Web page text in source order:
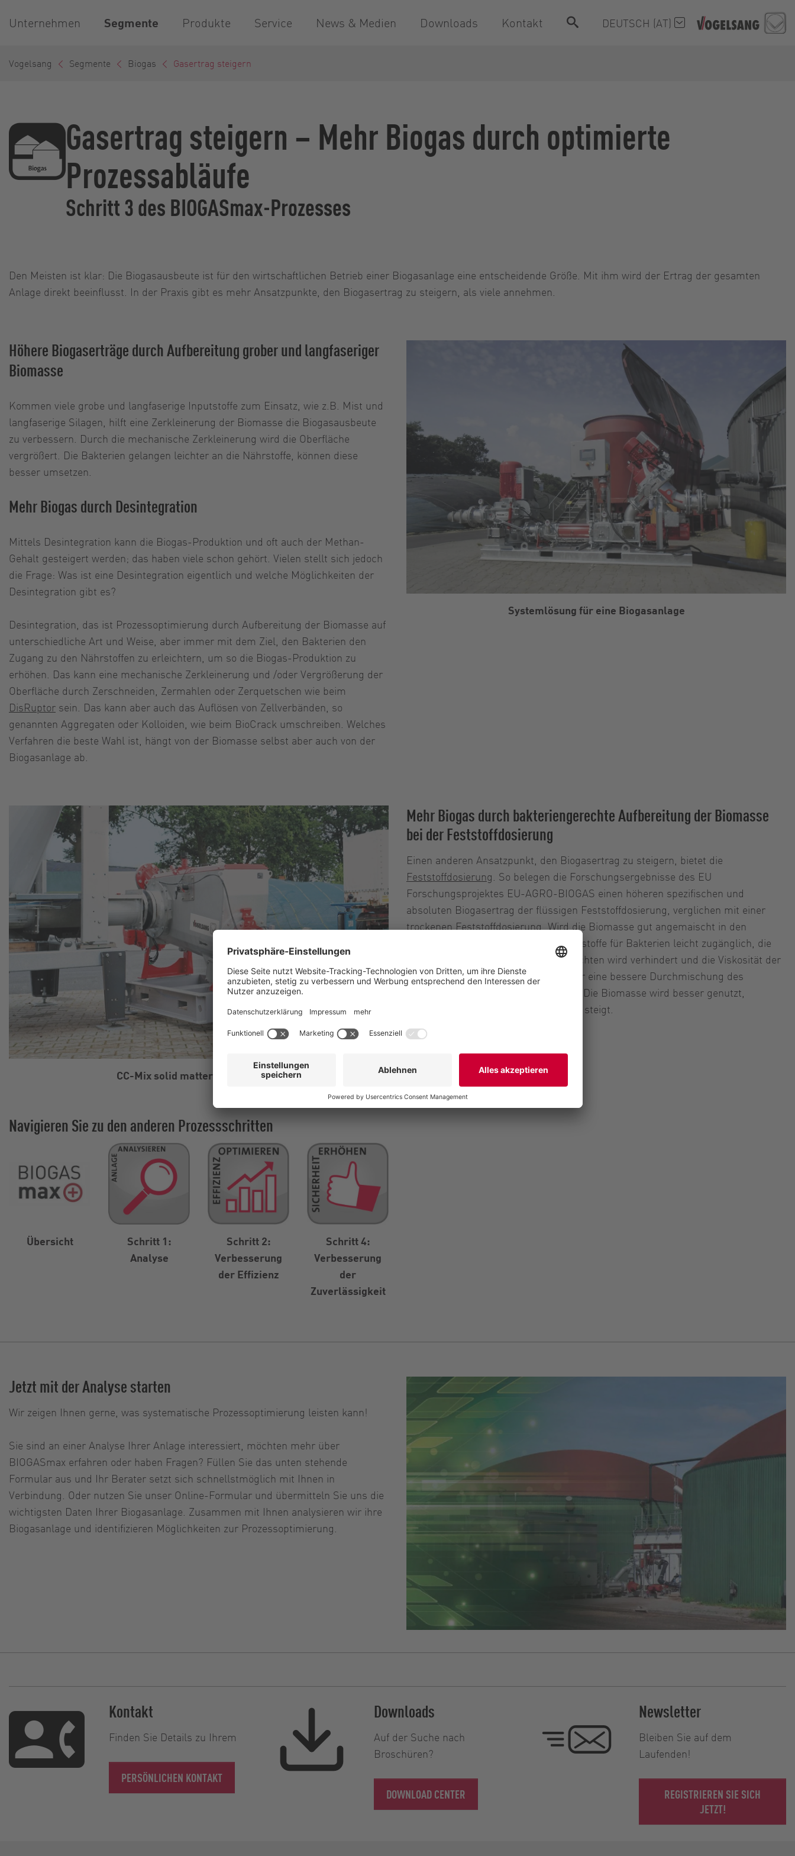
Unternehmen Segmente Produkte Service News & Medien Downloads Kontakt DEUTSCH (AT)
Vogelsang Segmente Biogas Gasertrag steigern
Gasertrag steigern – Mehr Biogas durch optimierte
Prozessabläufe
Schritt 3 des BIOGASmax-Prozesses
Den Meisten ist klar: Die Biogasausbeute ist für den wirtschaftlichen Betrieb einer Biogasanlage eine entscheidende Größe. Mit ihm wird der Ertrag der gesamten
Anlage direkt beeinflusst. In der Praxis gibt es mehr Ansatzpunkte, den Biogasertrag zu steigern, als viele annehmen.
Höhere Biogaserträge durch Aufbereitung grober und langfaseriger
Biomasse
Kommen viele grobe und langfaserige Inputstoffe zum Einsatz, wie z.B. Mist und
langfaserige Silagen, hilft eine Zerkleinerung der Biomasse die Biogasausbeute
zu verbessern. Durch die mechanische Zerkleinerung wird die Oberfläche
vergrößert. Die Bakterien gelangen leichter an die Nährstoffe, können diese
besser umsetzen.
Mehr Biogas durch Desintegration
Mittels Desintegration kann die Biogas-Produktion und oft auch der Methan-
Gehalt gesteigert werden; das haben viele schon gehört. Vielen stellt sich jedoch
die Frage: Was ist eine Desintegration eigentlich und welche Möglichkeiten der
Desintegration gibt es?
Desintegration, das ist Prozessoptimierung durch Aufbereitung der Biomasse auf
unterschiedliche Art und Weise, aber immer mit dem Ziel, den Bakterien den
Zugang zu den Nährstoffen zu erleichtern, um so die Biogas-Produktion zu
erhöhen. Das kann eine mechanische Zerkleinerung und /oder Vergrößerung der
Oberfläche durch Zerschneiden, Zermahlen oder Zerquetschen wie beim
DisRuptor sein. Das kann aber auch das Auflösen von Zellverbänden, so
genannten Aggregaten oder Kolloiden, wie beim BioCrack umschreiben. Welches
Verfahren die beste Wahl ist, hängt von der Biomasse selbst aber auch von der
Biogasanlage ab.
Systemlösung für eine Biogasanlage
CC-Mix solid matter feeder on site
Mehr Biogas durch bakteriengerechte Aufbereitung der Biomasse
bei der Feststoffdosierung
Einen anderen Ansatzpunkt, den Biogasertrag zu steigern, bietet die
Feststoffdosierung . So belegen die Forschungsergebnisse des EU
Forschungsprojektes EU-AGRO-BIOGAS einen höheren spezifischen und
absoluten Biogasertrag der flüssigen Feststoffdosierung, verglichen mit einer
trockenen Feststoffdosierung. Wird die Biomasse gut angemaischt in den
Fermenter eingebracht, sind die Nährstoffe für Bakterien leicht zugänglich, die
Bildung von Schwimm- und Sinkschichten wird verhindert und die Viskosität der
Biosuspension reduziert. Das sorgt für eine bessere Durchmischung des
Fermenters und leichteres ausgasen. Die Biomasse wird besser genutzt,
wodurch der spezifische Biogasertrag steigt.
Navigieren Sie zu den anderen Prozessschritten
Übersicht
Schritt 1:
Analyse
Schritt 2:
Verbesserung
der Effizienz
Schritt 4:
Verbesserung
der
Zuverlässigkeit
Jetzt mit der Analyse starten
Wir zeigen Ihnen gerne, was systematische Prozessoptimierung leisten kann!
Sie sind an einer Analyse Ihrer Anlage interessiert, möchten mehr über
BIOGASmax erfahren oder haben Fragen? Füllen Sie das unten stehende
Formular aus und Ihr Berater setzt sich schnellstmöglich mit Ihnen in
Verbindung. Oder nutzen Sie unser Online-Formular und übermitteln Sie uns die
wichtigsten Daten Ihrer Biogasanlage. Zusammen mit Ihnen analysieren wir ihre
Biogasanlage und identifizieren Möglichkeiten zur Prozessoptimierung.
Kontakt
Finden Sie Details zu Ihrem
PERSÖNLICHEN KONTAKT
Downloads
Auf der Suche nach
Broschüren?
DOWNLOAD CENTER
Newsletter
Bleiben Sie auf dem
Laufenden!
REGISTRIEREN SIE SICH
JETZT!